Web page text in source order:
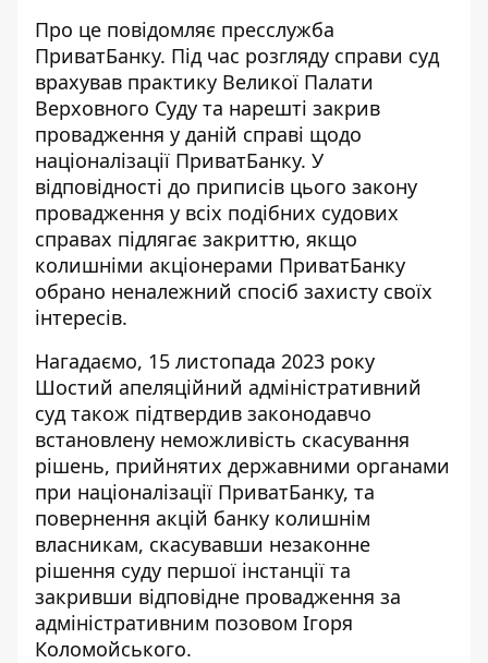
Про це повідомляє пресслужба
ПриватБанку. Під час розгляду справи суд
врахував практику Великої Палати
Верховного Суду та нарешті закрив
провадження у даній справі щодо
націоналізації ПриватБанку. У
відповідності до приписів цього закону
провадження у всіх подібних судових
справах підлягає закриттю, якщо
колишніми акціонерами ПриватБанку
обрано неналежний спосіб захисту своїх
інтересів.
Нагадаємо, 15 листопада 2023 року
Шостий апеляційний адміністративний
суд також підтвердив законодавчо
встановлену неможливість скасування
рішень, прийнятих державними органами
при націоналізації ПриватБанку, та
повернення акцій банку колишнім
власникам, скасувавши незаконне
рішення суду першої інстанції та
закривши відповідне провадження за
адміністративним позовом Ігоря
Коломойського.